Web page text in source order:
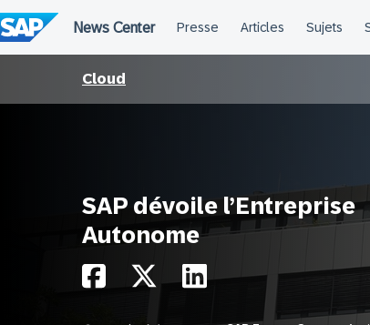
au
contenu
Cloud
SAP dévoile l’Entreprise
Autonome